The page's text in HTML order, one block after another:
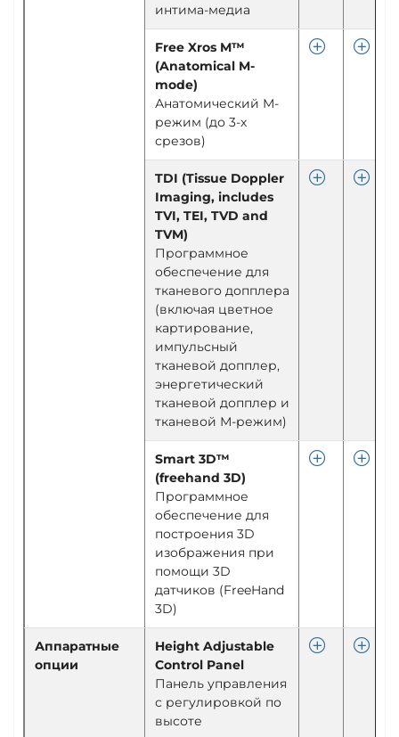
интима-медиа
Free Xros M™
(Anatomical M-
mode)
Анатомический М-
режим (до 3-х
срезов)
TDI (Tissue Doppler
Imaging, includes
TVI, TEI, TVD and
TVM)
Программное
обеспечение для
тканевого допплера
(включая цветное
картирование,
импульсный
тканевой допплер,
энергетический
тканевой допплер и
тканевой М-режим)
Smart 3D™
(freehand 3D)
Программное
обеспечение для
построения 3D
изображения при
помощи 3D
датчиков (FreeHand
3D)
Аппаратные
опции
Height Adjustable
Control Panel
Панель управления
с регулировкой по
высоте